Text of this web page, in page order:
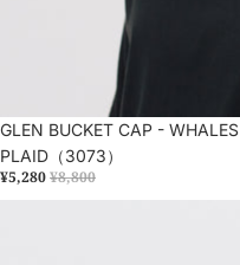
セール
GLEN BUCKET CAP - WHALES
PLAID（3073）
¥5,280¥8,800